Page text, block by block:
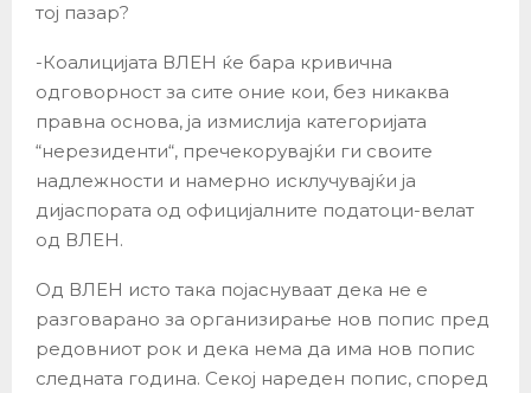
тој пазар?
-Коалицијата ВЛЕН ќе бара кривична
одговорност за сите оние кои, без никаква
правна основа, ја измислија категоријата
“нерезиденти“, пречекорувајќи ги своите
надлежности и намерно исклучувајќи ја
дијаспората од официјалните податоци-велат
од ВЛЕН.
Од ВЛЕН исто така појаснуваат дека не е
разговарано за организирање нов попис пред
редовниот рок и дека нема да има нов попис
следната година. Секој нареден попис, според